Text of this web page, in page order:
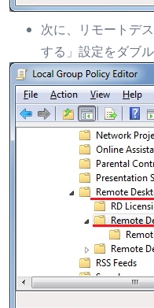
次に、リモートデ
する」設定をダブ